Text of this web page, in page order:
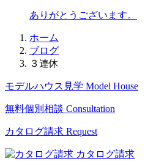
ありがとうございます。
ホーム
ブログ
３連休
モデルハウス見学 Model House
無料個別相談 Consultation
カタログ請求 Request
カタログ請求